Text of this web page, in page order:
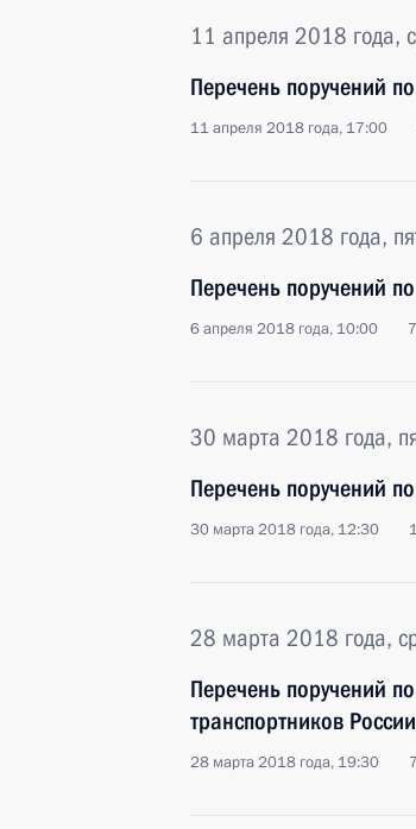
11 апреля 2018 года,
Перечень поручений
11 апреля 2018 года, 17:00
6 апреля 2018 года,
Перечень поручений
6 апреля 2018 года, 10:00
30 марта 2018 года,
Перечень поручений
30 марта 2018 года, 12:30
28 марта 2018 года,
Перечень поручений
транспортников России
28 марта 2018 года, 19:30